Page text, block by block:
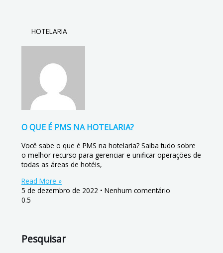
HOTELARIA
O QUE É PMS NA HOTELARIA?
Você sabe o que é PMS na hotelaria? Saiba tudo sobre
o melhor recurso para gerenciar e unificar operações de
todas as áreas de hotéis,
Read More »
5 de dezembro de 2022
Nenhum comentário
Pesquisar